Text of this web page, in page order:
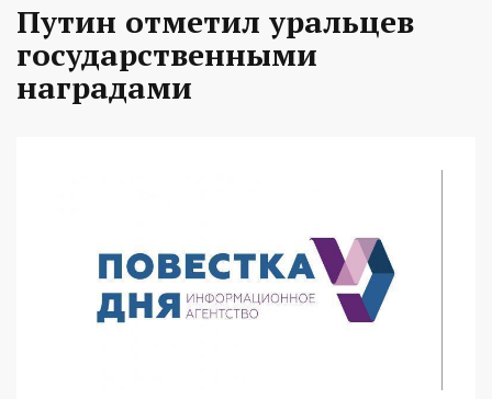
Путин отметил уральцев
государственными
наградами